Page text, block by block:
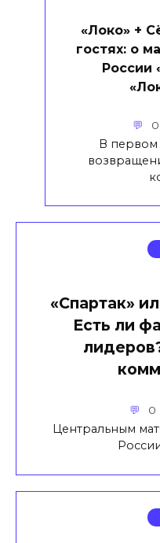
«Локо» +
гостях: о
России
0
В первом
«Спартак»
Есть ли
0
Центральным